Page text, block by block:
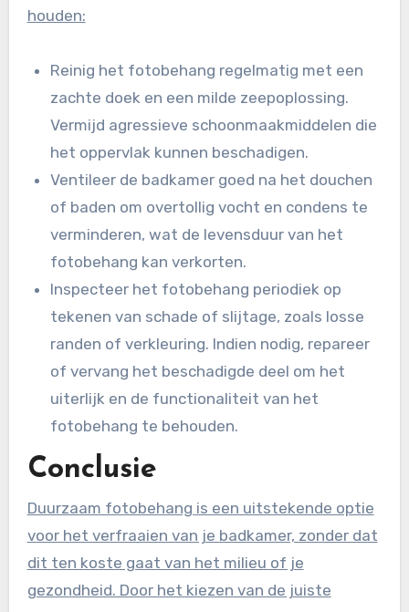
houden:
Reinig het fotobehang regelmatig met een
zachte doek en een milde zeepoplossing.
Vermijd agressieve schoonmaakmiddelen die
het oppervlak kunnen beschadigen.
Ventileer de badkamer goed na het douchen
of baden om overtollig vocht en condens te
verminderen, wat de levensduur van het
fotobehang kan verkorten.
Inspecteer het fotobehang periodiek op
tekenen van schade of slijtage, zoals losse
randen of verkleuring. Indien nodig, repareer
of vervang het beschadigde deel om het
uiterlijk en de functionaliteit van het
fotobehang te behouden.
Conclusie
Duurzaam fotobehang is een uitstekende optie
voor het verfraaien van je badkamer, zonder dat
dit ten koste gaat van het milieu of je
gezondheid. Door het kiezen van de juiste